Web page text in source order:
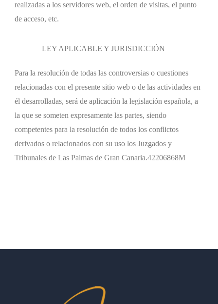
realizadas a los servidores web, el orden de visitas, el punto
de acceso, etc.
LEY APLICABLE Y JURISDICCIÓN
Para la resolución de todas las controversias o cuestiones
relacionadas con el presente sitio web o de las actividades en
él desarrolladas, será de aplicación la legislación española, a
la que se someten expresamente las partes, siendo
competentes para la resolución de todos los conflictos
derivados o relacionados con su uso los Juzgados y
Tribunales de Las Palmas de Gran Canaria.42206868M